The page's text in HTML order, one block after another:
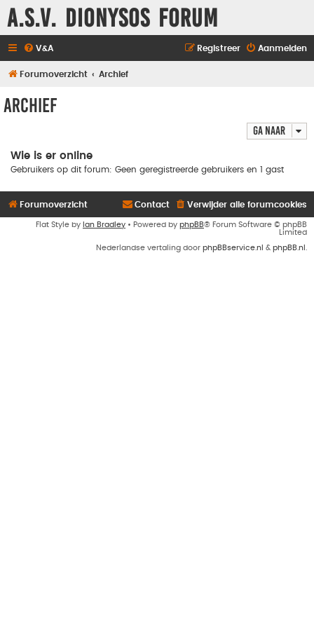
A.S.V. Dionysos Forum
V&A Aanmelden
Registreer
Forumoverzicht Archief
Archief
Ga naar
Wie is er online
Gebruikers op dit forum: Geen geregistreerde gebruikers en 1 gast
Forumoverzicht Verwijder alle forumcookies
Contact
Flat Style by Ian Bradley • Powered by phpBB® Forum Software © phpBB
Limited
Nederlandse vertaling door phpBBservice.nl & phpBB.nl .